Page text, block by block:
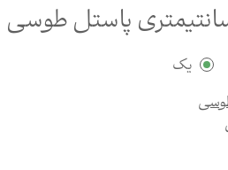
یک